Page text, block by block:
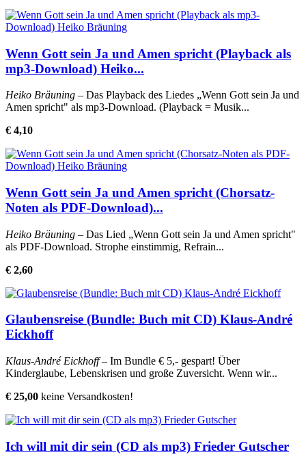
Wenn Gott sein Ja und Amen spricht (Playback als
mp3-Download) Heiko...
Heiko Bräuning – Das Playback des Liedes „Wenn Gott sein Ja und
Amen spricht" als mp3-Download. (Playback = Musik...
€ 4,10
Wenn Gott sein Ja und Amen spricht (Chorsatz-
Noten als PDF-Download)...
Heiko Bräuning – Das Lied „Wenn Gott sein Ja und Amen spricht"
als PDF-Download. Strophe einstimmig, Refrain...
€ 2,60
Glaubensreise (Bundle: Buch mit CD) Klaus-André
Eickhoff
Klaus-André Eickhoff– Im Bundle € 5,- gespart! Über
Kinderglaube, Lebenskrisen und große Zuversicht. Wenn wir...
€ 25,00 keine Versandkosten!
Ich will mit dir sein (CD als mp3) Frieder Gutscher